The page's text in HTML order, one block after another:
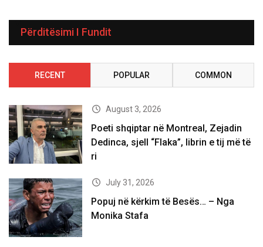
Përditësimi I Fundit
RECENT POPULAR COMMON
August 3, 2026
Poeti shqiptar në Montreal, Zejadin
Dedinca, sjell “Flaka”, librin e tij më të
ri
July 31, 2026
Popuj në kërkim të Besës… – Nga
Monika Stafa